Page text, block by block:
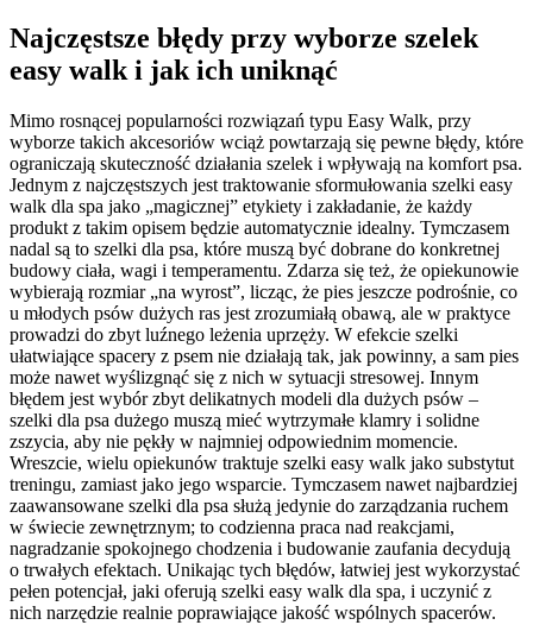
Najczęstsze błędy przy wyborze szelek
easy walk i jak ich uniknąć
Mimo rosnącej popularności rozwiązań typu Easy Walk, przy
wyborze takich akcesoriów wciąż powtarzają się pewne błędy, które
ograniczają skuteczność działania szelek i wpływają na komfort psa.
Jednym z najczęstszych jest traktowanie sformułowania szelki easy
walk dla spa jako „magicznej” etykiety i zakładanie, że każdy
produkt z takim opisem będzie automatycznie idealny. Tymczasem
nadal są to szelki dla psa, które muszą być dobrane do konkretnej
budowy ciała, wagi i temperamentu. Zdarza się też, że opiekunowie
wybierają rozmiar „na wyrost”, licząc, że pies jeszcze podrośnie, co
u młodych psów dużych ras jest zrozumiałą obawą, ale w praktyce
prowadzi do zbyt luźnego leżenia uprzęży. W efekcie szelki
ułatwiające spacery z psem nie działają tak, jak powinny, a sam pies
może nawet wyślizgnąć się z nich w sytuacji stresowej. Innym
błędem jest wybór zbyt delikatnych modeli dla dużych psów –
szelki dla psa dużego muszą mieć wytrzymałe klamry i solidne
zszycia, aby nie pękły w najmniej odpowiednim momencie.
Wreszcie, wielu opiekunów traktuje szelki easy walk jako substytut
treningu, zamiast jako jego wsparcie. Tymczasem nawet najbardziej
zaawansowane szelki dla psa służą jedynie do zarządzania ruchem
w świecie zewnętrznym; to codzienna praca nad reakcjami,
nagradzanie spokojnego chodzenia i budowanie zaufania decydują
o trwałych efektach. Unikając tych błędów, łatwiej jest wykorzystać
pełen potencjał, jaki oferują szelki easy walk dla spa, i uczynić z
nich narzędzie realnie poprawiające jakość wspólnych spacerów.